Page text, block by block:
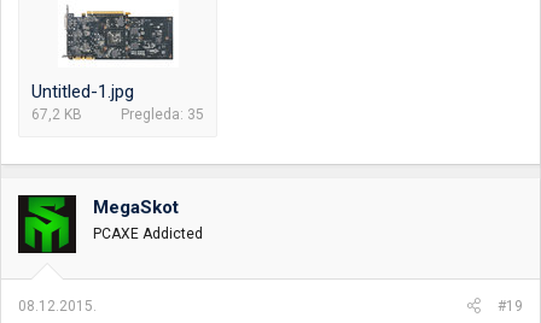
Untitled-1.jpg
67,2 KB Pregleda: 35
MegaSkot
PCAXE Addicted
08.12.2015. #19